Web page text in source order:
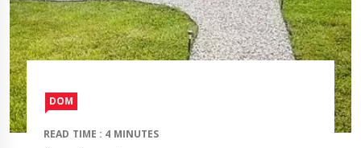
DOM
READ TIME : 4 MINUTES